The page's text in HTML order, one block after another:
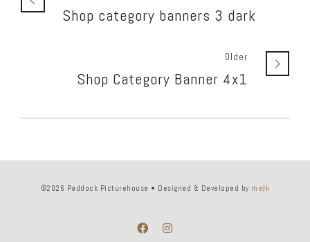
Shop category banners 3 dark
Older
Shop Category Banner 4x1
©2026 Paddock Picturehouse • Designed & Developed by maÿk